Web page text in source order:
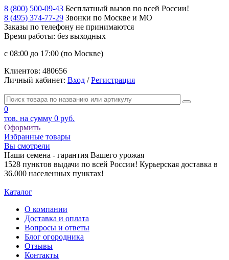
8 (800) 500-09-43 Бесплатный вызов по всей России!
8 (495) 374-77-29 Звонки по Москве и МО
Заказы по телефону не принимаются
Время работы: без выходных
с 08:00 до 17:00 (по Москве)
Клиентов: 480656
Личный кабинет: Вход /Регистрация
0
тов. на сумму 0 руб.
Оформить
Избранные товары
Вы смотрели
Наши семена - гарантия Вашего урожая
1528 пунктов выдачи по всей России! Курьерская доставка в
36.000 населенных пунктах!
Каталог
О компании
Доставка и оплата
Вопросы и ответы
Блог огородника
Отзывы
Контакты